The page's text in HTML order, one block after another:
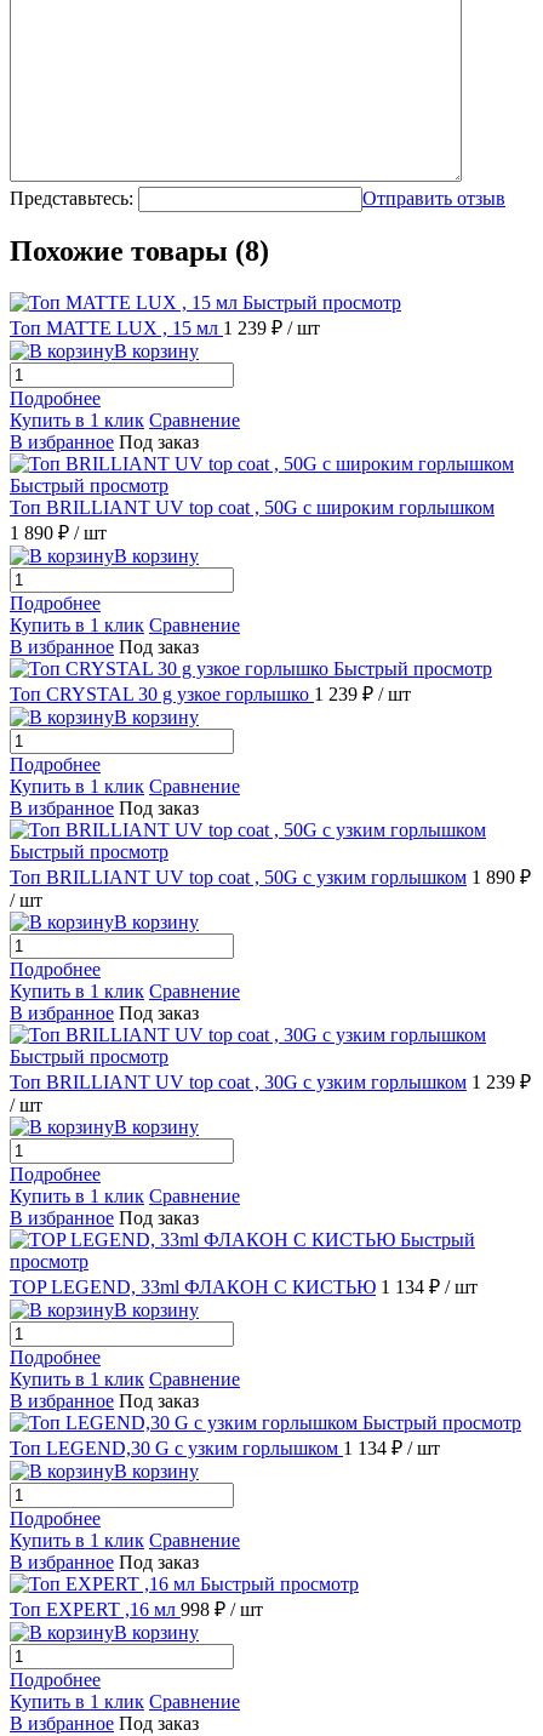
Представьтесь: Отправить отзыв
Похожие товары (8)
Быстрый просмотр
Топ MATTE LUX , 15 мл 1 239 ₽ / шт
В корзину
Подробнее
Купить в 1 клик Сравнение
В избранное Под заказ
Быстрый просмотр
Топ BRILLIANT UV top coat , 50G с широким горлышком
1 890 ₽ / шт
В корзину
Подробнее
Купить в 1 клик Сравнение
В избранное Под заказ
Быстрый просмотр
Топ CRYSTAL 30 g узкое горлышко 1 239 ₽ / шт
В корзину
Подробнее
Купить в 1 клик Сравнение
В избранное Под заказ
Быстрый просмотр
Топ BRILLIANT UV top coat , 50G с узким горлышком 1 890 ₽
/ шт
В корзину
Подробнее
Купить в 1 клик Сравнение
В избранное Под заказ
Быстрый просмотр
Топ BRILLIANT UV top coat , 30G с узким горлышком 1 239 ₽
/ шт
В корзину
Подробнее
Купить в 1 клик Сравнение
В избранное Под заказ
Быстрый
просмотр
TOP LEGEND, 33ml ФЛАКОН С КИСТЬЮ 1 134 ₽ / шт
В корзину
Подробнее
Купить в 1 клик Сравнение
В избранное Под заказ
Быстрый просмотр
Топ LEGEND,30 G с узким горлышком 1 134 ₽ / шт
В корзину
Подробнее
Купить в 1 клик Сравнение
В избранное Под заказ
Быстрый просмотр
Топ EXPERT ,16 мл 998 ₽ / шт
В корзину
Подробнее
Купить в 1 клик Сравнение
В избранное Под заказ